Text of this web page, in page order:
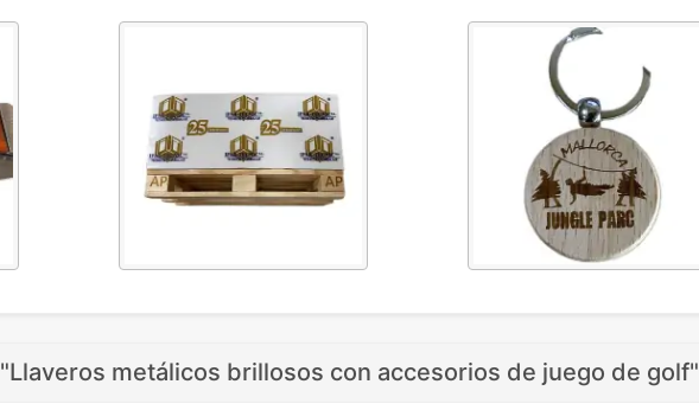
"Llaveros metálicos brillosos con accesorios de juego de golf"